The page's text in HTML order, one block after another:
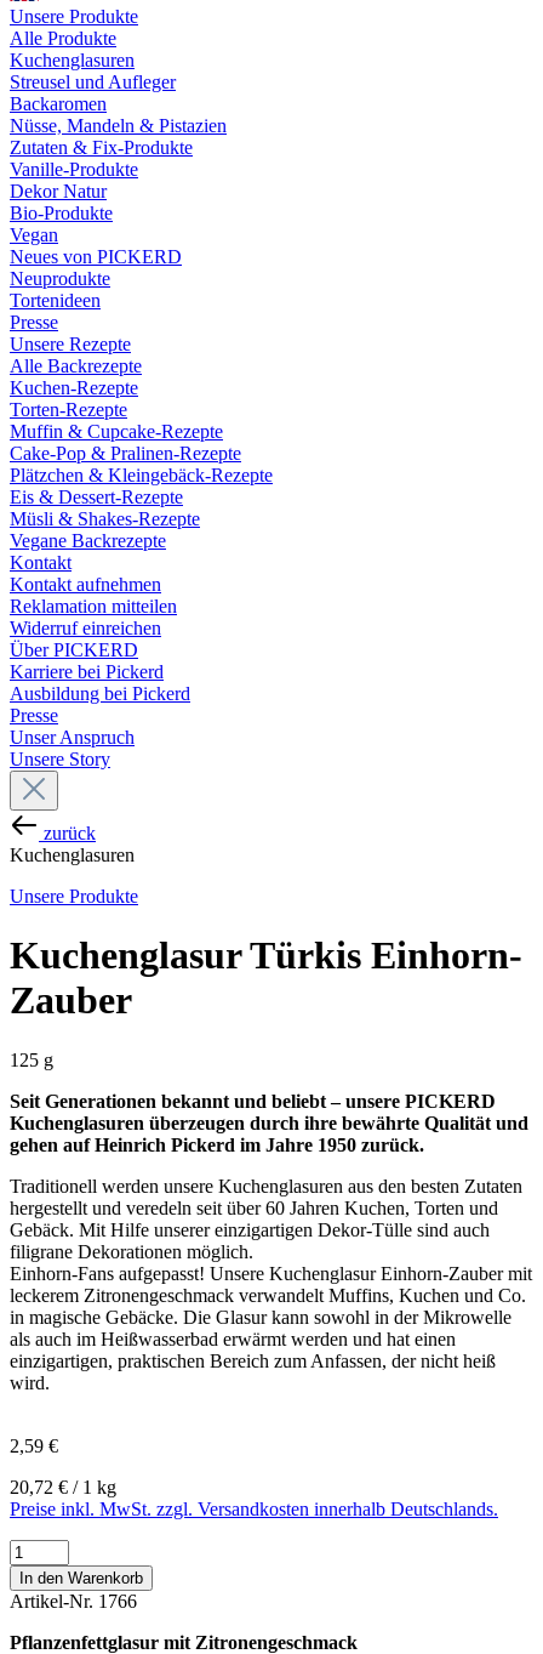
Unsere Produkte
Alle Produkte
Kuchenglasuren
Streusel und Aufleger
Backaromen
Nüsse, Mandeln & Pistazien
Zutaten & Fix-Produkte
Vanille-Produkte
Dekor Natur
Bio-Produkte
Vegan
Neues von PICKERD
Neuprodukte
Tortenideen
Presse
Unsere Rezepte
Alle Backrezepte
Kuchen-Rezepte
Torten-Rezepte
Muffin & Cupcake-Rezepte
Cake-Pop & Pralinen-Rezepte
Plätzchen & Kleingebäck-Rezepte
Eis & Dessert-Rezepte
Müsli & Shakes-Rezepte
Vegane Backrezepte
Kontakt
Kontakt aufnehmen
Reklamation mitteilen
Widerruf einreichen
Über PICKERD
Karriere bei Pickerd
Ausbildung bei Pickerd
Presse
Unser Anspruch
Unsere Story
zurück
Kuchenglasuren
Unsere Produkte
Kuchenglasur Türkis Einhorn-
Zauber
125 g
Seit Generationen bekannt und beliebt – unsere PICKERD
Kuchenglasuren überzeugen durch ihre bewährte Qualität und
gehen auf Heinrich Pickerd im Jahre 1950 zurück.
Traditionell werden unsere Kuchenglasuren aus den besten Zutaten
hergestellt und veredeln seit über 60 Jahren Kuchen, Torten und
Gebäck. Mit Hilfe unserer einzigartigen Dekor-Tülle sind auch
filigrane Dekorationen möglich.
Einhorn-Fans aufgepasst! Unsere Kuchenglasur Einhorn-Zauber mit
leckerem Zitronengeschmack verwandelt Muffins, Kuchen und Co.
in magische Gebäcke. Die Glasur kann sowohl in der Mikrowelle
als auch im Heißwasserbad erwärmt werden und hat einen
einzigartigen, praktischen Bereich zum Anfassen, der nicht heiß
wird.
2,59 €
20,72 € / 1 kg
Preise inkl. MwSt. zzgl. Versandkosten innerhalb Deutschlands.
In den Warenkorb
Artikel-Nr. 1766
Pflanzenfettglasur mit Zitronengeschmack